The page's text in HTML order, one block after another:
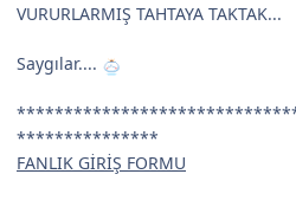
VURURLARMIŞ TAHTAYA TAKTAK...
Saygılar....
***************
FANLIK GİRİŞ FORMU